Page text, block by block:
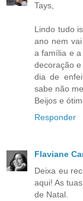
Tays,
Lindo tudo
ano nem
a família e
decoração
dia de
sabe não
Beijos e
Responder
Flaviane
Deixa eu
aqui! As
de Natal.